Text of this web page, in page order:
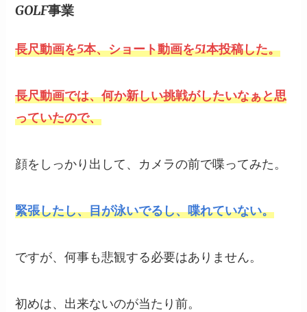
GOLF事業
長尺動画を5本、ショート動画を51本投稿した。
長尺動画では、何か新しい挑戦がしたいなぁと思
っていたので、
顔をしっかり出して、カメラの前で喋ってみた。
緊張したし、目が泳いでるし、喋れていない。
ですが、何事も悲観する必要はありません。
初めは、出来ないのが当たり前。